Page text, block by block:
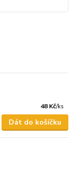
48 Kč/ks
Dát do košíčku